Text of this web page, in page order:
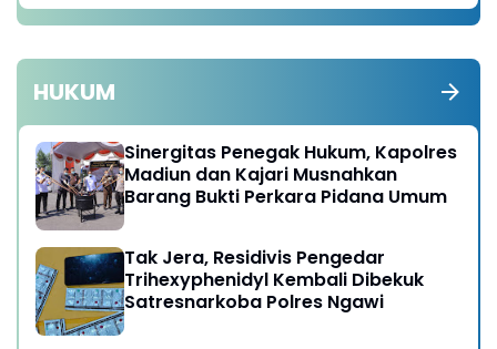
HUKUM
Sinergitas Penegak Hukum, Kapolres
Madiun dan Kajari Musnahkan
Barang Bukti Perkara Pidana Umum
Tak Jera, Residivis Pengedar
Trihexyphenidyl Kembali Dibekuk
Satresnarkoba Polres Ngawi